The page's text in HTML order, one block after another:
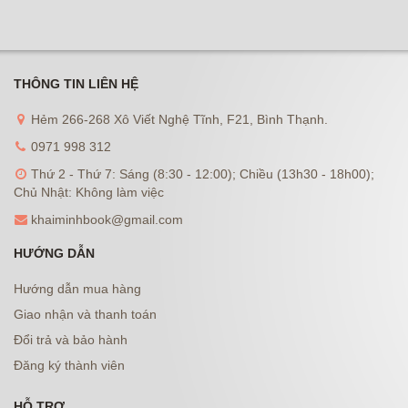
THÔNG TIN LIÊN HỆ
Hẻm 266-268 Xô Viết Nghệ Tĩnh, F21, Bình Thạnh.
0971 998 312
Thứ 2 - Thứ 7: Sáng (8:30 - 12:00); Chiều (13h30 - 18h00);
Chủ Nhật: Không làm việc
khaiminhbook@gmail.com
HƯỚNG DẪN
Hướng dẫn mua hàng
Giao nhận và thanh toán
Đổi trả và bảo hành
Đăng ký thành viên